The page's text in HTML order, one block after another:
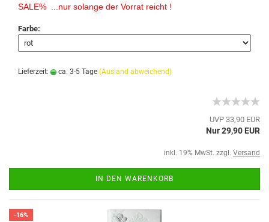
SALE% ...nur solange der Vorrat reicht !
Farbe:
Lieferzeit: ca. 3-5 Tage (Ausland abweichend)
UVP 33,90 EUR
Nur 29,90 EUR
inkl. 19% MwSt. zzgl. Versand
IN DEN WARENKORB
-16%